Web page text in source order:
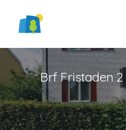
Brf Fristaden 2